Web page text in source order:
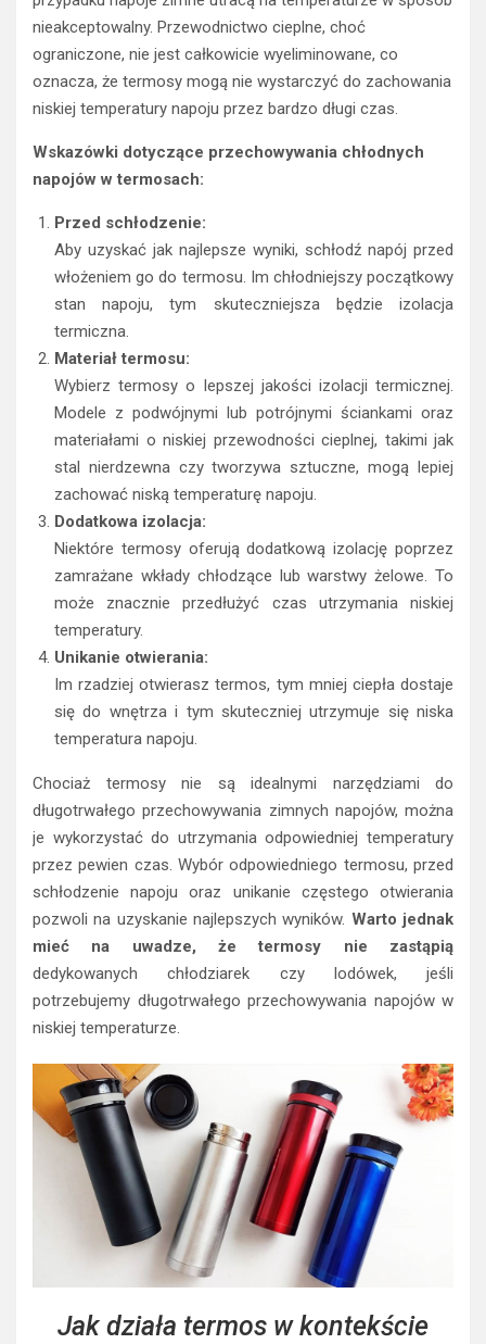
nieakceptowalny. Przewodnictwo cieplne, choć
ograniczone, nie jest całkowicie wyeliminowane, co
oznacza, że termosy mogą nie wystarczyć do zachowania
niskiej temperatury napoju przez bardzo długi czas.
Wskazówki dotyczące przechowywania chłodnych
napojów w termosach:
Przed schłodzenie:
Aby uzyskać jak najlepsze wyniki, schłodź napój przed
włożeniem go do termosu. Im chłodniejszy początkowy
stan napoju, tym skuteczniejsza będzie izolacja
termiczna.
Materiał termosu:
Wybierz termosy o lepszej jakości izolacji termicznej.
Modele z podwójnymi lub potrójnymi ściankami oraz
materiałami o niskiej przewodności cieplnej, takimi jak
stal nierdzewna czy tworzywa sztuczne, mogą lepiej
zachować niską temperaturę napoju.
Dodatkowa izolacja:
Niektóre termosy oferują dodatkową izolację poprzez
zamrażane wkłady chłodzące lub warstwy żelowe. To
może znacznie przedłużyć czas utrzymania niskiej
temperatury.
Unikanie otwierania:
Im rzadziej otwierasz termos, tym mniej ciepła dostaje
się do wnętrza i tym skuteczniej utrzymuje się niska
temperatura napoju.
Chociaż termosy nie są idealnymi narzędziami do
długotrwałego przechowywania zimnych napojów, można
je wykorzystać do utrzymania odpowiedniej temperatury
przez pewien czas. Wybór odpowiedniego termosu, przed
schłodzenie napoju oraz unikanie częstego otwierania
pozwoli na uzyskanie najlepszych wyników. Warto jednak
mieć na uwadze, że termosy nie zastąpią
dedykowanych chłodziarek czy lodówek, jeśli
potrzebujemy długotrwałego przechowywania napojów w
niskiej temperaturze.
Jak działa termos w kontekście